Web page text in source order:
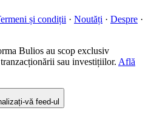
și condiții · Noutăți · Despre ·
Bulios au scop exclusiv
sau investițiilor. Află
vă feed-ul